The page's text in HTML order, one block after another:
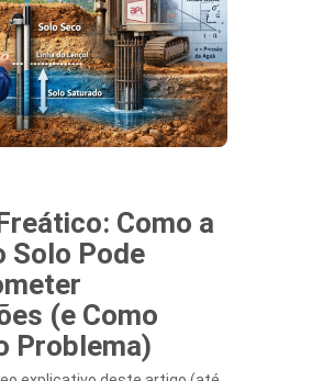
Como a
Solo Pode
(e Como
Problema)